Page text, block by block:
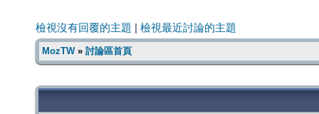
檢視沒有回覆的主題 檢視最近討論的主題
MozTW» 討論區首頁